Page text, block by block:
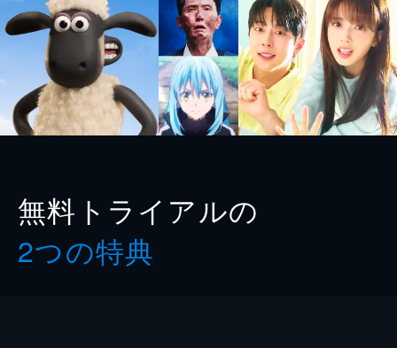
無料トライアルの
2つの特典